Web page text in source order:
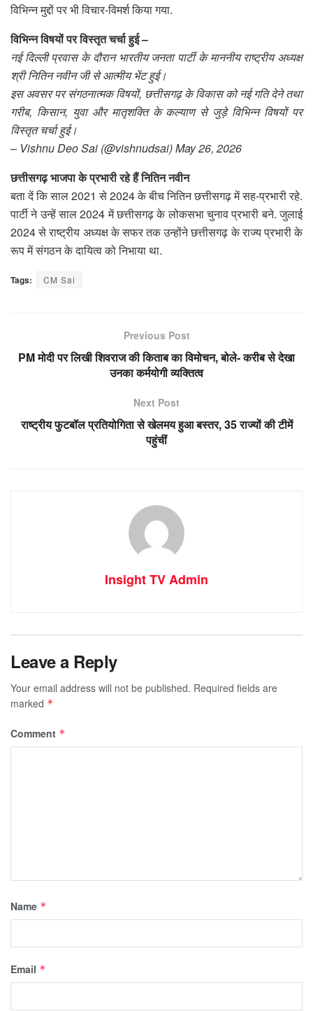
विभिन्न मुद्दों पर भी विचार-विमर्श किया गया.
विभिन्न विषयों पर विस्तृत चर्चा हुई –
नई दिल्ली प्रवास के दौरान भारतीय जनता पार्टी के माननीय राष्ट्रीय अध्यक्ष
श्री नितिन नवीन जी से आत्मीय भेंट हुई।
इस अवसर पर संगठनात्मक विषयों, छत्तीसगढ़ के विकास को नई गति देने तथा
गरीब, किसान, युवा और मातृशक्ति के कल्याण से जुड़े विभिन्न विषयों पर
विस्तृत चर्चा हुई।
– Vishnu Deo Sai (@vishnudsai) May 26, 2026
छत्तीसगढ़ भाजपा के प्रभारी रहे हैं नितिन नवीन
बता दें कि साल 2021 से 2024 के बीच नितिन छत्तीसगढ़ में सह-प्रभारी रहे.
पार्टी ने उन्हें साल 2024 में छत्तीसगढ़ के लोकसभा चुनाव प्रभारी बने. जुलाई
2024 से राष्ट्रीय अध्यक्ष के सफर तक उन्होंने छत्तीसगढ़ के राज्य प्रभारी के
रूप में संगठन के दायित्व को निभाया था.
Tags: CM Sai
Previous Post
PM मोदी पर लिखी शिवराज की किताब का विमोचन, बोले- करीब से देखा
उनका कर्मयोगी व्यक्तित्व
Next Post
राष्ट्रीय फुटबॉल प्रतियोगिता से खेलमय हुआ बस्तर, 35 राज्यों की टीमें
पहुंचीं
Insight TV Admin
Leave a Reply
Your email address will not be published. Required fields are
marked *
Comment *
Name *
Email *